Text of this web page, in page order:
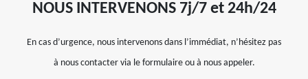
NOUS INTERVENONS 7j/7 et 24h/24
En cas d’urgence, nous intervenons dans l’immédiat, n’hésitez pas
à nous contacter via le formulaire ou à nous appeler.